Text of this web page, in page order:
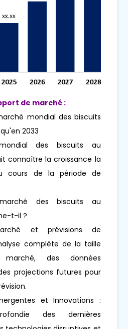
de marché :
mondial des biscuits
2033
des biscuits au
connaître la croissance la
cours de la période de
des biscuits au
t-il ?
et prévisions de
complète de la taille
des données
projections futures pour
et Innovations :
des dernières